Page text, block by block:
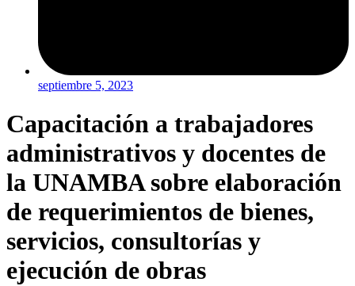
septiembre 5, 2023
Capacitación a trabajadores
administrativos y docentes de
la UNAMBA sobre elaboración
de requerimientos de bienes,
servicios, consultorías y
ejecución de obras